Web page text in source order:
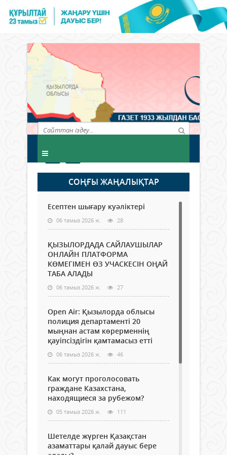
СОҢҒЫ ЖАҢАЛЫҚТАР
Есептен шығару куәліктері
06 тамыз 2026 ж. 28
ҚЫЗЫЛОРДАДА САЙЛАУШЫЛАР
ОНЛАЙН ПЛАТФОРМА
КӨМЕГІМЕН ӨЗ УЧАСКЕСІН ОҢАЙ
ТАБА АЛАДЫ
06 тамыз 2026 ж. 27
Open Air: Қызылорда облысы
полиция департаменті 20
мыңнан астам көрерменнің
қауіпсіздігін қамтамасыз етті
06 тамыз 2026 ж. 46
Как могут проголосовать
граждане Казахстана,
находящиеся за рубежом?
05 тамыз 2026 ж. 111
Шетелде жүрген Қазақстан
азаматтары қалай дауыс бере